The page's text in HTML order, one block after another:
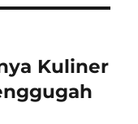
Kuliner